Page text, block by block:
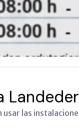
usar las